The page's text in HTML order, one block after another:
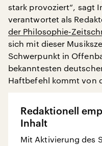
stark provoziert“, sagt
verantwortet als
der Philosophie-
sich mit dieser
Schwerpunkt in
bekanntesten
Haftbefehl kommt von
Redaktionell
Inhalt
Mit Aktivierung des